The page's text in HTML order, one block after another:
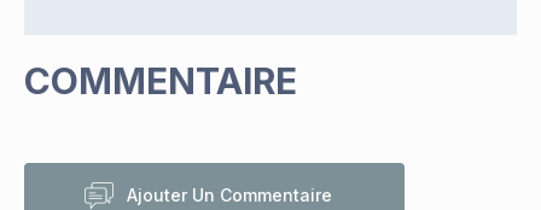
COMMENTAIRE
Ajouter Un Commentaire